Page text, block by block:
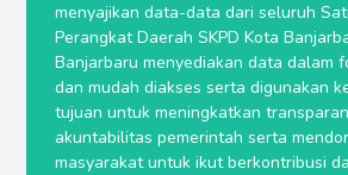
menyajikan data-data dari seluruh
Perangkat Daerah SKPD Kota
Banjarbaru menyediakan data dalam
dan mudah diakses serta digunakan
tujuan untuk meningkatkan
akuntabilitas pemerintah serta
masyarakat untuk ikut berkontribusi